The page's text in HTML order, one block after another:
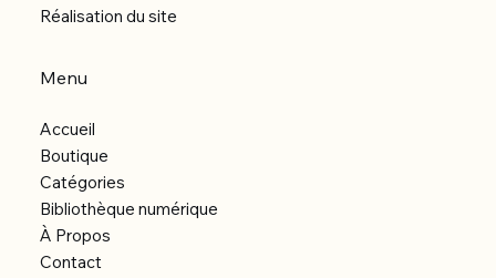
Réalisation du site
Menu
Accueil
Boutique
Catégories
Bibliothèque numérique
À Propos
Contact